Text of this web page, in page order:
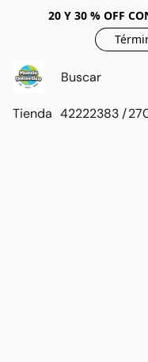
20 Y 30 % OFF
Tienda 42222383 /